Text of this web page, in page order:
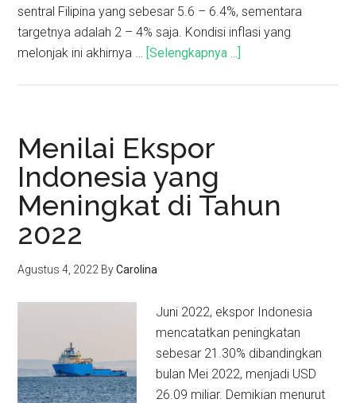
sentral Filipina yang sebesar 5.6 – 6.4%, sementara
targetnya adalah 2 – 4% saja. Kondisi inflasi yang
melonjak ini akhirnya … [Selengkapnya ...]
Menilai Ekspor
Indonesia yang
Meningkat di Tahun
2022
Agustus 4, 2022 ByCarolina
Juni 2022, ekspor Indonesia
mencatatkan peningkatan
sebesar 21.30% dibandingkan
bulan Mei 2022, menjadi USD
26.09 miliar. Demikian menurut